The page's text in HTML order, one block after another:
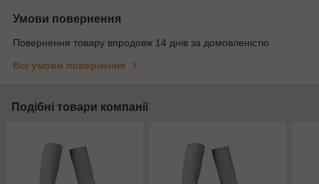
Умови повернення
Повернення товару впродовж 14 днів за домовленістю
Всі умови повернення
Подібні товари компанії